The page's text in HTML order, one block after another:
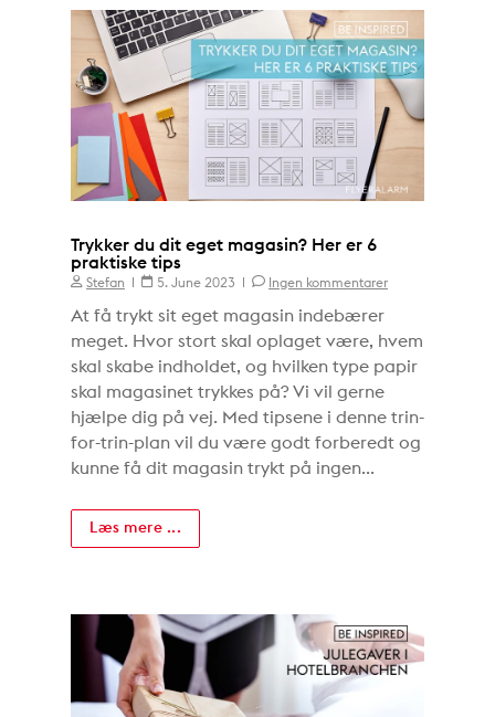
Trykker du dit eget magasin? Her er 6
praktiske tips
Stefan 5. June 2023 Ingen kommentarer
At få trykt sit eget magasin indebærer
meget. Hvor stort skal oplaget være, hvem
skal skabe indholdet, og hvilken type papir
skal magasinet trykkes på? Vi vil gerne
hjælpe dig på vej. Med tipsene i denne trin-
for-trin-plan vil du være godt forberedt og
kunne få dit magasin trykt på ingen...
Læs mere ...